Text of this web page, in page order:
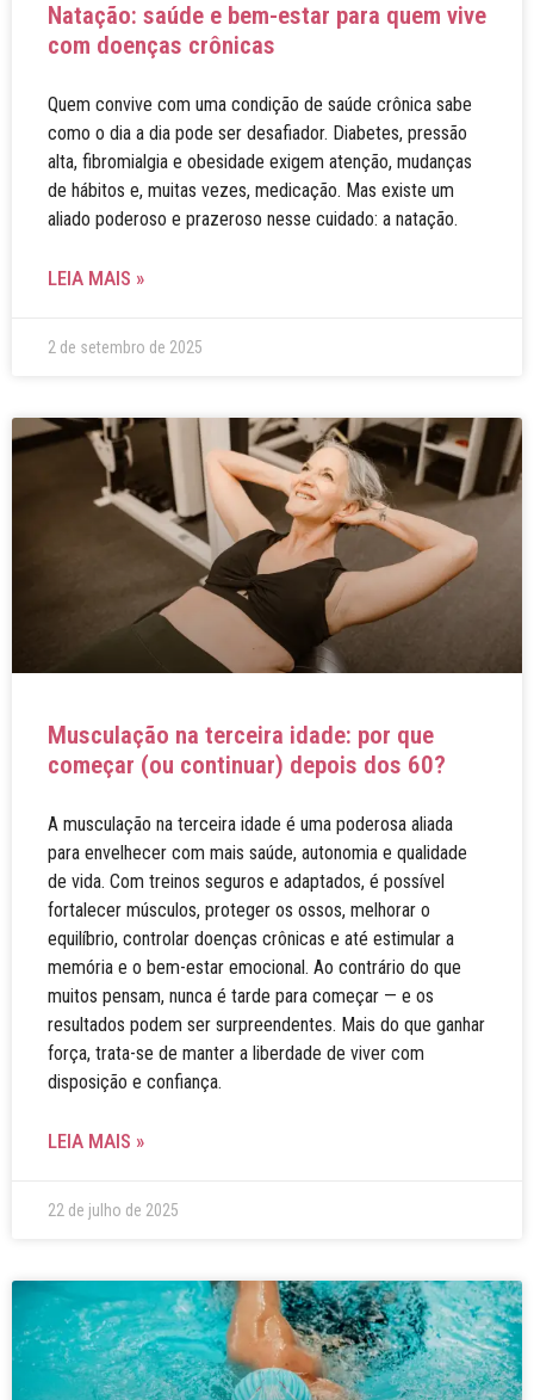
Natação: saúde e bem-estar para quem vive
com doenças crônicas
Quem convive com uma condição de saúde crônica sabe
como o dia a dia pode ser desafiador. Diabetes, pressão
alta, fibromialgia e obesidade exigem atenção, mudanças
de hábitos e, muitas vezes, medicação. Mas existe um
aliado poderoso e prazeroso nesse cuidado: a natação.
LEIA MAIS »
2 de setembro de 2025
Musculação na terceira idade: por que
começar (ou continuar) depois dos 60?
A musculação na terceira idade é uma poderosa aliada
para envelhecer com mais saúde, autonomia e qualidade
de vida. Com treinos seguros e adaptados, é possível
fortalecer músculos, proteger os ossos, melhorar o
equilíbrio, controlar doenças crônicas e até estimular a
memória e o bem-estar emocional. Ao contrário do que
muitos pensam, nunca é tarde para começar — e os
resultados podem ser surpreendentes. Mais do que ganhar
força, trata-se de manter a liberdade de viver com
disposição e confiança.
LEIA MAIS »
22 de julho de 2025